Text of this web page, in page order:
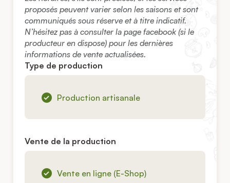
proposés peuvent varier selon les saisons et sont
communiqués sous réserve et à titre indicatif.
N’hésitez pas à consulter la page facebook (si le
producteur en dispose) pour les dernières
informations de vente actualisées.
Type de production
Production artisanale
Vente de la production
Vente en ligne (E-Shop)